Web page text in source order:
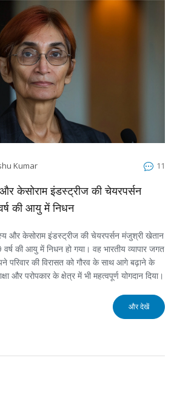
Kumar 11
और केसोराम इंडस्ट्रीज की चेयरपर्सन
की आयु में निधन
और केसोराम इंडस्ट्रीज की चेयरपर्सन मंजुश्री खेतान
की आयु में निधन हो गया। वह भारतीय व्यापार जगत
की विरासत को गौरव के साथ आगे बढ़ाने के
और परोपकार के क्षेत्र में भी महत्वपूर्ण योगदान दिया।
और देखें